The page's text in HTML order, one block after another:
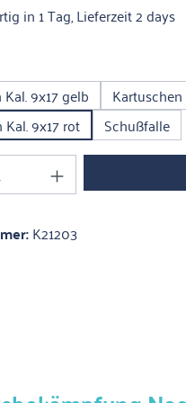
in 1 Tag, Lieferzeit 2 days
9x17 gelb
9x17 rot
Schußfalle
Gib den
K21203